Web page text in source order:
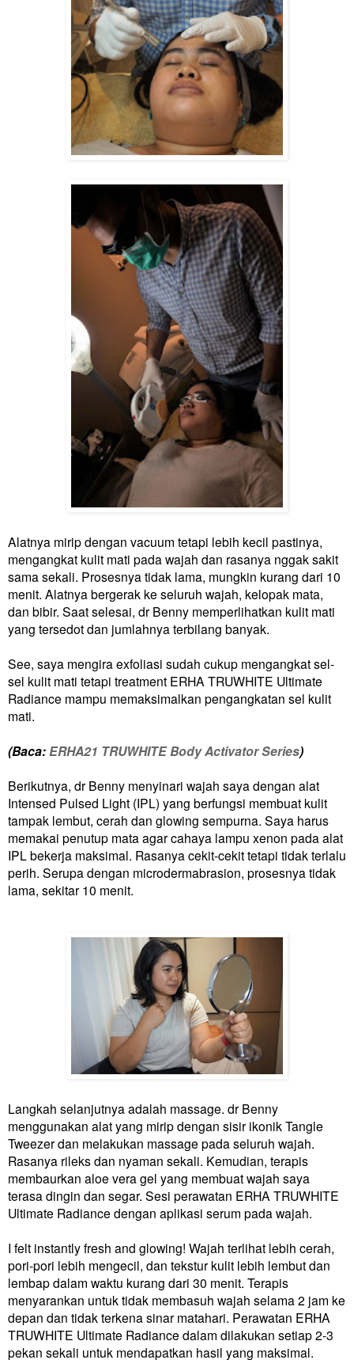
Alatnya mirip dengan vacuum tetapi lebih kecil pastinya,
mengangkat kulit mati pada wajah dan rasanya nggak sakit
sama sekali. Prosesnya tidak lama, mungkin kurang dari 10
menit. Alatnya bergerak ke seluruh wajah, kelopak mata,
dan bibir. Saat selesai, dr Benny memperlihatkan kulit mati
yang tersedot dan jumlahnya terbilang banyak.
See, saya mengira exfoliasi sudah cukup mengangkat sel-
sel kulit mati tetapi treatment ERHA TRUWHITE Ultimate
Radiance mampu memaksimalkan pengangkatan sel kulit
mati.
(Baca:ERHA21 TRUWHITE Body Activator Series)
Berikutnya, dr Benny menyinari wajah saya dengan alat
Intensed Pulsed Light (IPL) yang berfungsi membuat kulit
tampak lembut, cerah dan glowing sempurna. Saya harus
memakai penutup mata agar cahaya lampu xenon pada alat
IPL bekerja maksimal. Rasanya cekit-cekit tetapi tidak terlalu
perih. Serupa dengan microdermabrasion, prosesnya tidak
lama, sekitar 10 menit.
Langkah selanjutnya adalah massage. dr Benny
menggunakan alat yang mirip dengan sisir ikonik Tangle
Tweezer dan melakukan massage pada seluruh wajah.
Rasanya rileks dan nyaman sekali. Kemudian, terapis
membaurkan aloe vera gel yang membuat wajah saya
terasa dingin dan segar. Sesi perawatan ERHA TRUWHITE
Ultimate Radiance dengan aplikasi serum pada wajah.
I felt instantly fresh and glowing! Wajah terlihat lebih cerah,
pori-pori lebih mengecil, dan tekstur kulit lebih lembut dan
lembap dalam waktu kurang dari 30 menit. Terapis
menyarankan untuk tidak membasuh wajah selama 2 jam ke
depan dan tidak terkena sinar matahari. Perawatan ERHA
TRUWHITE Ultimate Radiance dalam dilakukan setiap 2-3
pekan sekali untuk mendapatkan hasil yang maksimal.